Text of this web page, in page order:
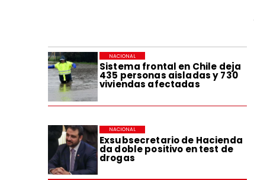
Sistema frontal en Chile deja
435 personas aisladas y 730
viviendas afectadas
NACIONAL
Exsubsecretario de Hacienda
da doble positivo en test de
drogas
NACIONAL